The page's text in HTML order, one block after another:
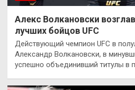
Алекс Волкановски
лучших бойцов UFC
Действующий чемпион UFC в
Александр Волкановски, в
успешно объединивший титулы в